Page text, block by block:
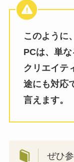
このように
PCは、単な
クリエイテ
途にも対応
言えます。
ぜひ